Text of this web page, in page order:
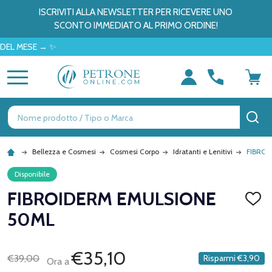
ISCRIVITI ALLA NEWSLETTER PER RICEVERE UNO
SCONTO IMMEDIATO AL PRIMO ORDINE!
→ ✨
Ricerca
Bellezza e Cosmesi Cosmesi Corpo Idratanti e Lenitivi
Disponibile
FIBROIDERM EMULSIONE
50ML
€39,00
Ora a€35,10 Risparmi €3,90